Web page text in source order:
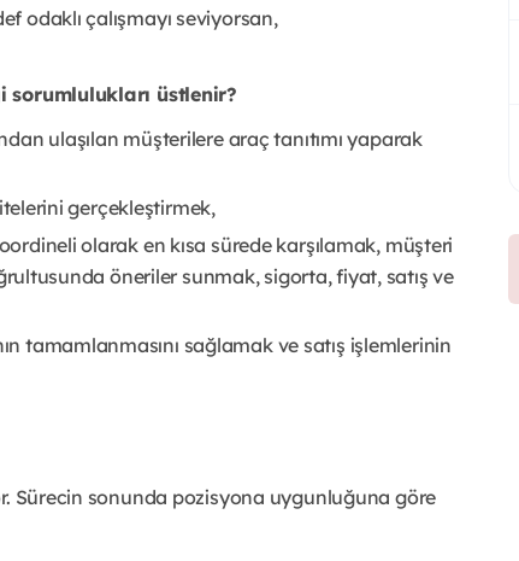
odaklı çalışmayı seviyorsan,
sorumlulukları üstlenir?
ulaşılan müşterilere araç tanıtımı yaparak
gerçekleştirmek,
olarak en kısa sürede karşılamak, müşteri
öneriler sunmak, sigorta, fiyat, satış ve
tamamlanmasını sağlamak ve satış işlemlerinin
Sürecin sonunda pozisyona uygunluğuna göre